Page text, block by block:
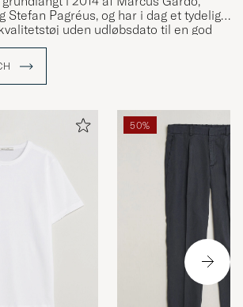
Stefan Pagréus, og har i dag et tydeligt
uden udløbsdato til en god
på sine høje miljøambitioner.
50%